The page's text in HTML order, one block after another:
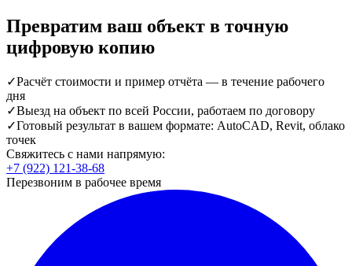
Превратим ваш объект в точную
цифровую копию
✓Расчёт стоимости и пример отчёта — в течение рабочего
дня
✓Выезд на объект по всей России, работаем по договору
✓Готовый результат в вашем формате: AutoCAD, Revit, облако
точек
Свяжитесь с нами напрямую:
+7 (922) 121-38-68
Перезвоним в рабочее время